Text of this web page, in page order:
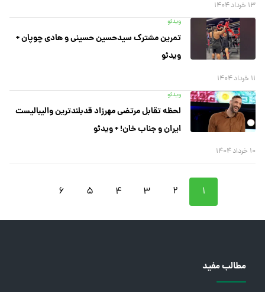
۱۳ خرداد ۱۴۰۴
ویدئو
تمرین مشترک سیدحسین‌ حسینی و هادی‌ چوپان +
ویدئو
۱۱ خرداد ۱۴۰۴
ویدئو
لحظه تقابل مرتضی مهرزاد قدبلندترین والیبالیست
ایران و جناب خان! + ویدئو
۱۰ خرداد ۱۴۰۴
۱ ۲ ۳ ۴ ۵ ۶
مطالب مفید